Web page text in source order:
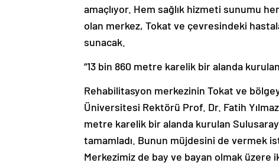
amaçlıyor. Hem sağlık hizmeti sunumu
olan merkez, Tokat ve çevresindeki
sunacak.
“13 bin 860 metre karelik bir alanda
Rehabilitasyon merkezinin Tokat ve
Üniversitesi Rektörü Prof. Dr. Fatih Yılmaz,
metre karelik bir alanda kurulan
tamamladı. Bunun müjdesini de vermek
Merkezimiz de bay ve bayan olmak üzere